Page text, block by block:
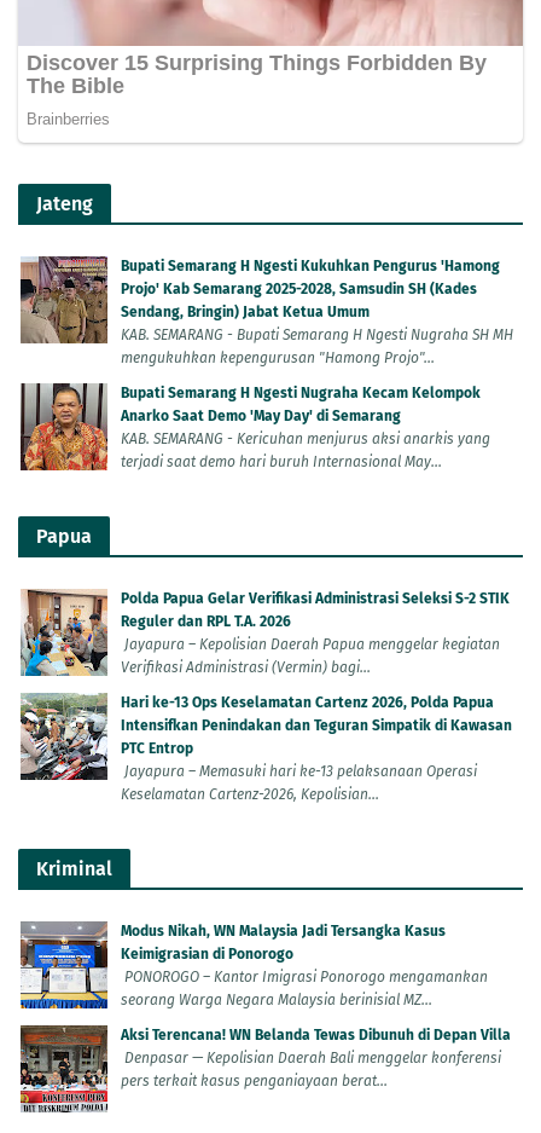
Jateng
Bupati Semarang H Ngesti Kukuhkan Pengurus 'Hamong
Projo' Kab Semarang 2025-2028, Samsudin SH (Kades
Sendang, Bringin) Jabat Ketua Umum
KAB. SEMARANG - Bupati Semarang H Ngesti Nugraha SH MH
mengukuhkan kepengurusan "Hamong Projo"...
Bupati Semarang H Ngesti Nugraha Kecam Kelompok
Anarko Saat Demo 'May Day' di Semarang
KAB. SEMARANG - Kericuhan menjurus aksi anarkis yang
terjadi saat demo hari buruh Internasional May...
Papua
Polda Papua Gelar Verifikasi Administrasi Seleksi S-2 STIK
Reguler dan RPL T.A. 2026
Jayapura – Kepolisian Daerah Papua menggelar kegiatan
Verifikasi Administrasi (Vermin) bagi...
Hari ke-13 Ops Keselamatan Cartenz 2026, Polda Papua
Intensifkan Penindakan dan Teguran Simpatik di Kawasan
PTC Entrop
Jayapura – Memasuki hari ke-13 pelaksanaan Operasi
Keselamatan Cartenz-2026, Kepolisian...
Kriminal
Modus Nikah, WN Malaysia Jadi Tersangka Kasus
Keimigrasian di Ponorogo
PONOROGO – Kantor Imigrasi Ponorogo mengamankan
seorang Warga Negara Malaysia berinisial MZ...
Aksi Terencana! WN Belanda Tewas Dibunuh di Depan Villa
Denpasar — Kepolisian Daerah Bali menggelar konferensi
pers terkait kasus penganiayaan berat...